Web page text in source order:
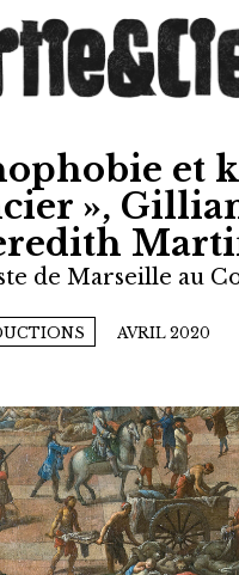
et
»,
de Marseille au
AVRIL 2020